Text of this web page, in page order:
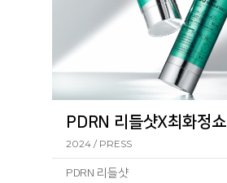
PDRN 리들샷X최화정쇼
2024 / PRESS
PDRN 리들샷